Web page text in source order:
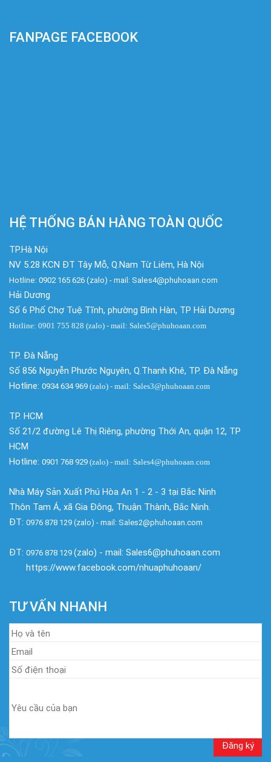
FANPAGE FACEBOOK
HỆ THỐNG BÁN HÀNG TOÀN QUỐC
TP.Hà Nội
NV 5.28 KCN ĐT Tây Mỗ, Q.Nam Từ Liêm, Hà Nội
Hotline: 0902 165 626 (zalo) - mail: Sales4@phuhoaan.com
Hải Dương
Số 6 Phố Chợ Tuệ Tĩnh, phường Bình Hàn, TP Hải Dương
Hotline: 0901 755 828 (zalo) - mail: Sales5@phuhoaan.com
TP. Đà Nẵng
Số 856 Nguyễn Phước Nguyên, Q.Thanh Khê, TP. Đà Nẵng
Hotline: 0934 634 969 (zalo) - mail: Sales3@phuhoaan.com
TP. HCM
Số 21/2 đường Lê Thị Riêng, phường Thới An, quận 12, TP
HCM
Hotline: 0901 768 929 (zalo) - mail: Sales4@phuhoaan.com
Nhà Máy Sản Xuất Phú Hòa An 1 - 2 - 3 tại Bắc Ninh
Thôn Tam Á, xã Gia Đông, Thuận Thành, Bắc Ninh.
ĐT: 0976 878 129 (zalo) - mail: Sales2@phuhoaan.com
ĐT: 0976 878 129 (zalo) - mail: Sales6@phuhoaan.com
https://www.facebook.com/nhuaphuhoaan/
TƯ VẤN NHANH